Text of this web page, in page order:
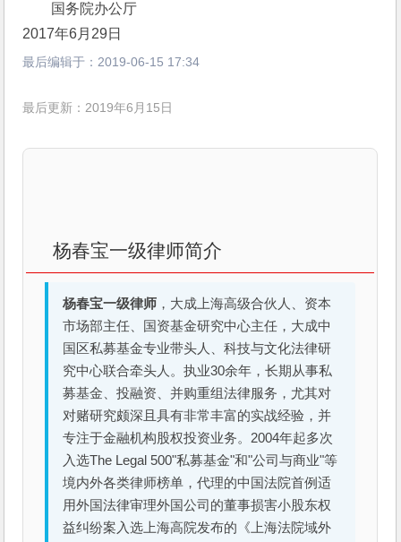
国务院办公厅
2017年6月29日
最后编辑于： 2019-06-15 17:34
最后更新：2019年6月15日
杨春宝一级律师简介
杨春宝一级律师 ，大成上海高级合伙人、资本
市场部主任、国资基金研究中心主任，大成中
国区私募基金专业带头人、科技与文化法律研
究中心联合牵头人。执业30余年，长期从事私
募基金、投融资、并购重组法律服务，尤其对
对赌研究颇深且具有非常丰富的实战经验，并
专注于金融机构股权投资业务。2004年起多次
入选The Legal 500"私募基金"和"公司与商业"等
境内外各类律师榜单，代理的中国法院首例适
用外国法律审理外国公司的董事损害小股东权
益纠纷案入选上海高院发布的《上海法院域外